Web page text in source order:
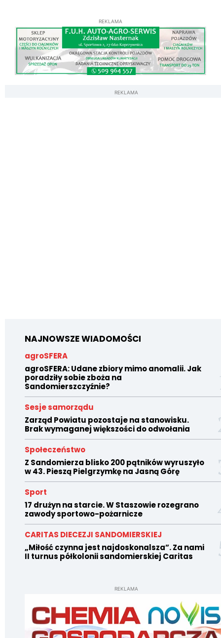
REKLAMA
REKLAMA
NAJNOWSZE WIADOMOŚCI
agroSFERA
agroSFERA: Udane zbiory mimo anomalii. Jak
poradziły sobie zboża na
Sandomierszczyźnie?
Sesje samorządu
Zarząd Powiatu pozostaje na stanowisku.
Brak wymaganej większości do odwołania
Społeczeństwo
Z Sandomierza blisko 200 pątników wyruszyło
w 43. Pieszą Pielgrzymkę na Jasną Górę
Sport
17 drużyn na starcie. W Staszowie rozegrano
zawody sportowo-pożarnicze
CARITAS DIECEZJI SANDOMIERSKIEJ
„Miłość czynna jest najdoskonalsza”. Za nami
II turnus półkolonii sandomierskiej Caritas
REKLAMA